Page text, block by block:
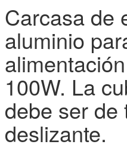
Carcasa de
aluminio
100W. La
debe ser de
deslizante.